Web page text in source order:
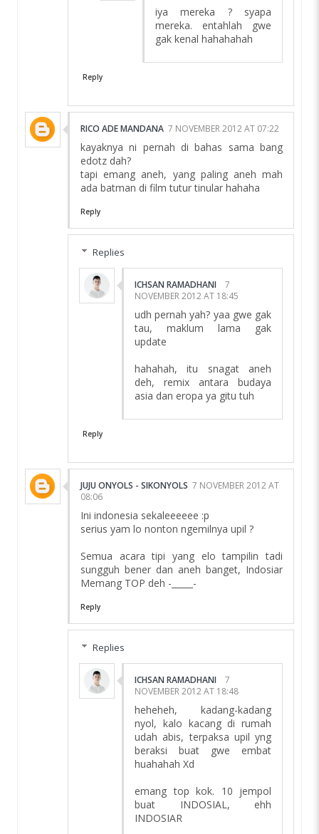
iya mereka ? syapa
mereka. entahlah gwe
gak kenal hahahahah
Reply
RICO ADE MANDANA 7 NOVEMBER 2012 AT 07:22
kayaknya ni pernah di bahas sama bang
edotz dah?
tapi emang aneh, yang paling aneh mah
ada batman di film tutur tinular hahaha
Reply
Replies
ICHSAN RAMADHANI
7
NOVEMBER 2012 AT 18:45
udh pernah yah? yaa gwe gak
tau, maklum lama gak
update
hahahah, itu snagat aneh
deh, remix antara budaya
asia dan eropa ya gitu tuh
Reply
JUJU ONYOLS - SIKONYOLS 7 NOVEMBER 2012 AT
08:06
Ini indonesia sekaleeeeee :p
serius yam lo nonton ngemilnya upil ?
Semua acara tipi yang elo tampilin tadi
sungguh bener dan aneh banget, Indosiar
Memang TOP deh -_____-
Reply
Replies
ICHSAN RAMADHANI
7
NOVEMBER 2012 AT 18:48
heheheh, kadang-kadang
nyol, kalo kacang di rumah
udah abis, terpaksa upil yng
beraksi buat gwe embat
huahahah Xd
emang top kok. 10 jempol
buat INDOSIAL, ehh
INDOSIAR